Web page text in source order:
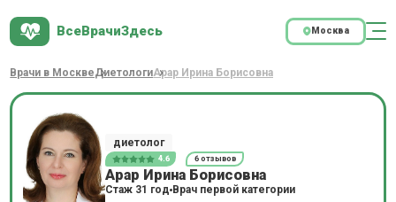
ВсеВрачиЗдесь Москва
Врачи в МосквеДиетологиАрар Ирина Борисовна
диетолог
4.6 6 отзывов
Арар Ирина Борисовна
Стаж 31 год Врач первой категории